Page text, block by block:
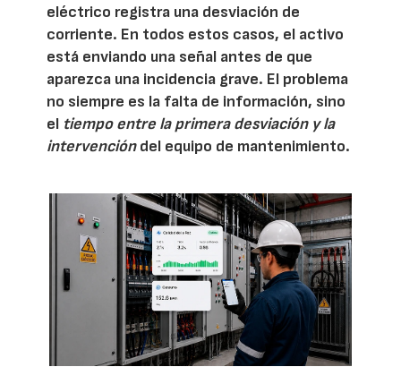
eléctrico registra una desviación de
corriente. En todos estos casos, el activo
está enviando una señal antes de que
aparezca una incidencia grave. El problema
no siempre es la falta de información, sino
el tiempo entre la primera desviación y la
intervencióndel equipo de mantenimiento.